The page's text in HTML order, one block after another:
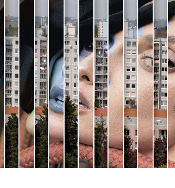
Pro děti
edu
Vše o ČT